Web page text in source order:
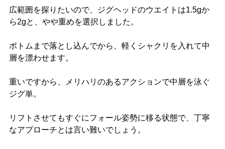
広範囲を探りたいので、ジグヘッドのウエイトは1.5gか
ら2gと、やや重めを選択しました。
ボトムまで落とし込んでから、軽くシャクリを入れて中
層を漂わせます。
重いですから、メリハリのあるアクションで中層を泳ぐ
ジグ単。
リフトさせてもすぐにフォール姿勢に移る状態で、丁寧
なアプローチとは言い難いでしょう。